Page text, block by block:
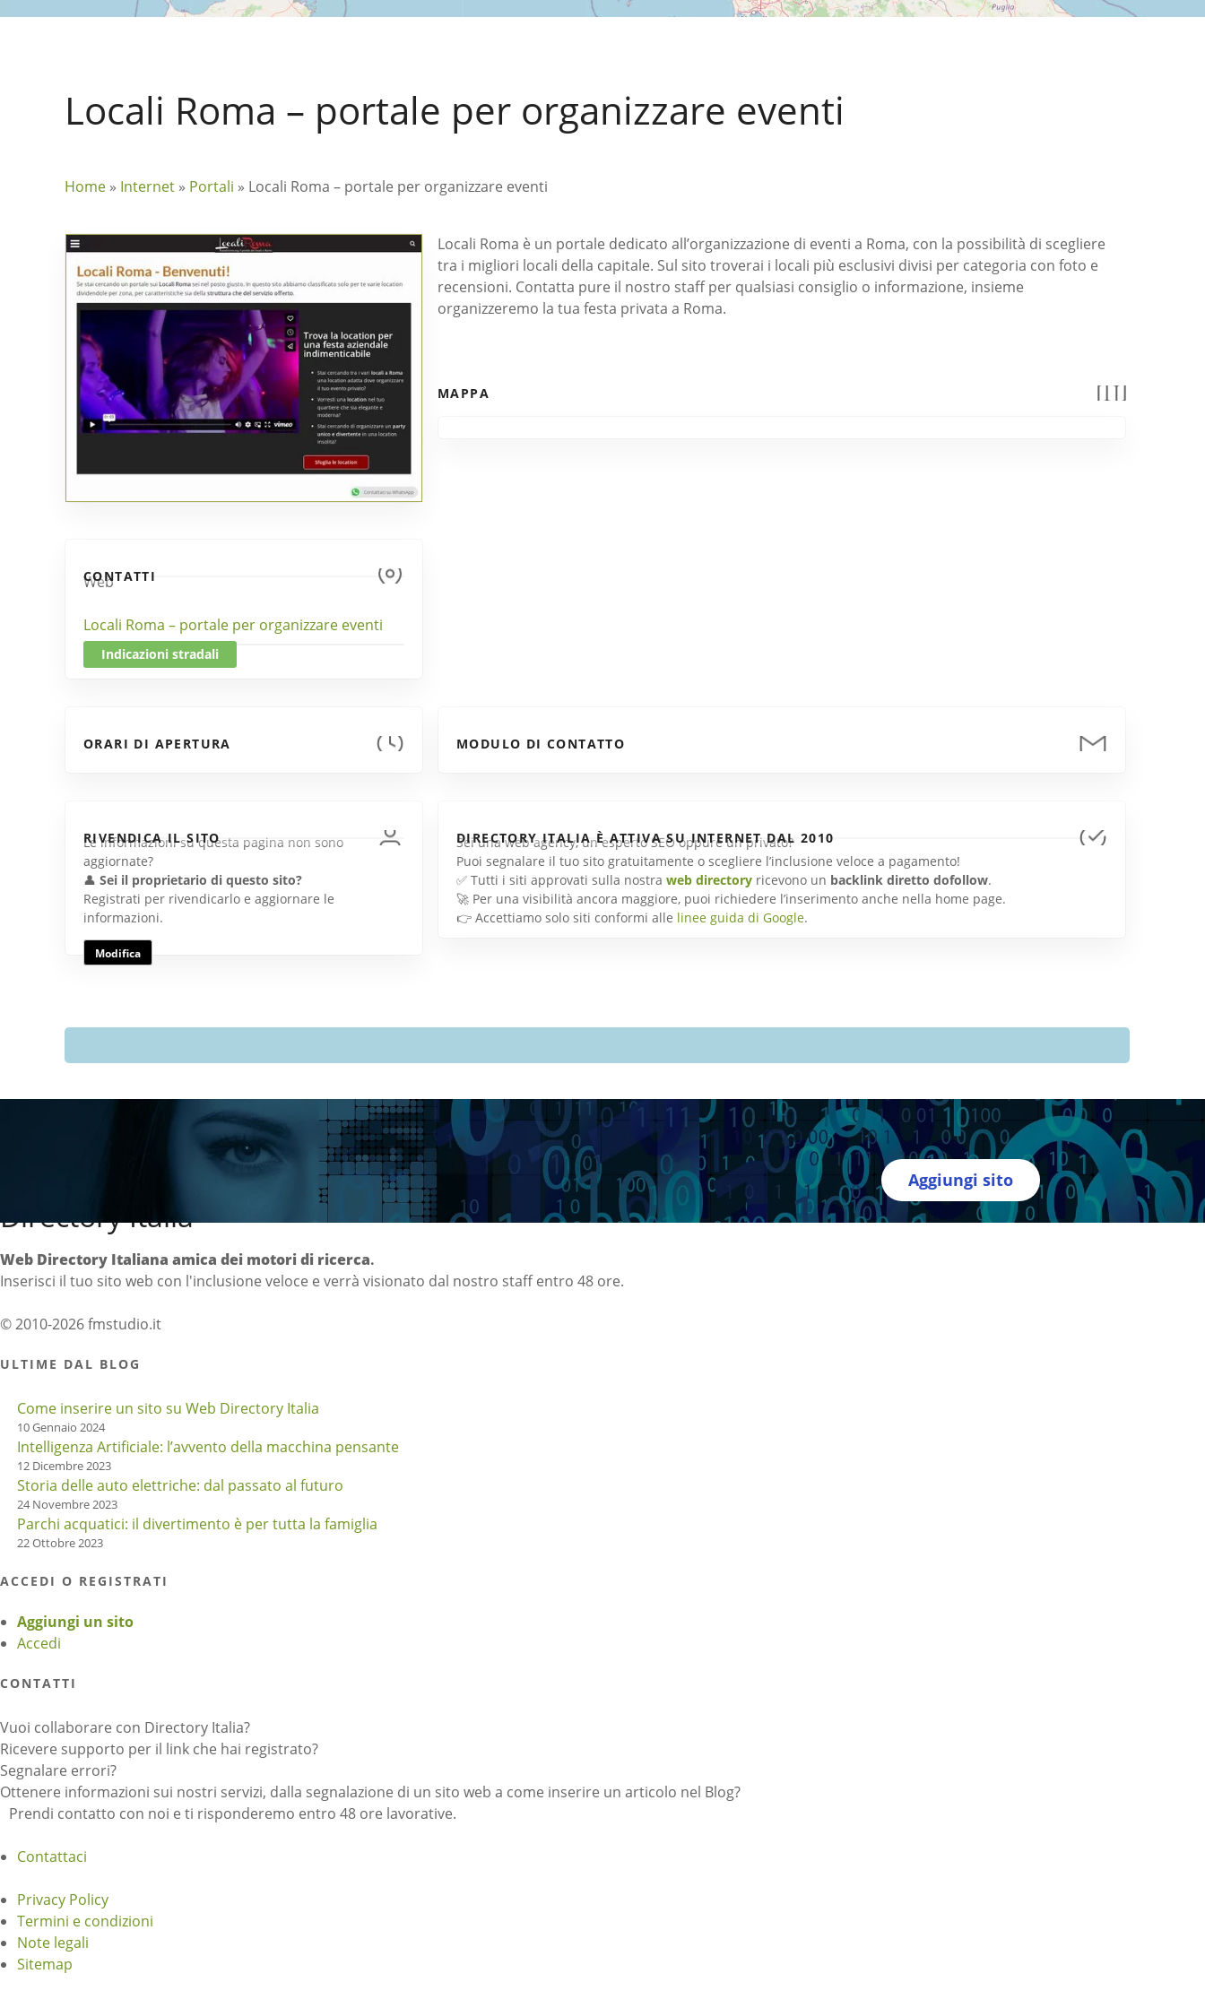
Locali Roma – portale per organizzare eventi
Home » Internet » Portali » Locali Roma – portale per organizzare eventi
CONTATTI
Web
Locali Roma – portale per organizzare eventi
Indicazioni stradali
Locali Roma è un portale dedicato all’organizzazione di eventi a Roma, con la possibilità di scegliere
tra i migliori locali della capitale. Sul sito troverai i locali più esclusivi divisi per categoria con foto e
recensioni. Contatta pure il nostro staff per qualsiasi consiglio o informazione, insieme
organizzeremo la tua festa privata a Roma.
MAPPA
ORARI DI APERTURA MODULO DI CONTATTO
RIVENDICA IL SITO
Le informazioni su questa pagina non sono
aggiornate?
👤 Sei il proprietario di questo sito?
Registrati per rivendicarlo e aggiornare le
informazioni.
Modifica
DIRECTORY ITALIA È ATTIVA SU INTERNET DAL 2010
Sei una web agency, un esperto SEO oppure un privato?
Puoi segnalare il tuo sito gratuitamente o scegliere l’inclusione veloce a pagamento!
✅ Tutti i siti approvati sulla nostra web directoryricevono un backlink diretto dofollow.
🚀 Per una visibilità ancora maggiore, puoi richiedere l’inserimento anche nella home page.
👉 Accettiamo solo siti conformi alle linee guida di Google.
Aggiungi sito
Directory Italia
Web Directory Italiana amica dei motori di ricerca.
Inserisci il tuo sito web con l'inclusione veloce e verrà visionato dal nostro staff entro 48 ore.
© 2010-2026 fmstudio.it
ULTIME DAL BLOG
Come inserire un sito su Web Directory Italia
10 Gennaio 2024
Intelligenza Artificiale: l’avvento della macchina pensante
12 Dicembre 2023
Storia delle auto elettriche: dal passato al futuro
24 Novembre 2023
Parchi acquatici: il divertimento è per tutta la famiglia
22 Ottobre 2023
ACCEDI O REGISTRATI
Aggiungi un sito
Accedi
CONTATTI
Vuoi collaborare con Directory Italia?
Ricevere supporto per il link che hai registrato?
Segnalare errori?
Ottenere informazioni sui nostri servizi, dalla segnalazione di un sito web a come inserire un articolo nel Blog?
Prendi contatto con noi e ti risponderemo entro 48 ore lavorative.
Contattaci
Privacy Policy
Termini e condizioni
Note legali
Sitemap